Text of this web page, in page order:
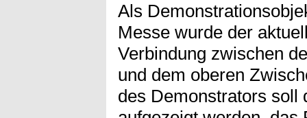
Als
Messe wurde der
Verbindung zwischen
und dem oberen
des Demonstrators soll